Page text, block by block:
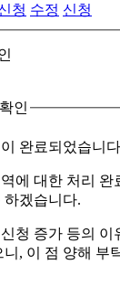
청 수정 신청
인
완료되었습니
에 대한 처리 완
하겠습니다.
청 증가 등의 이
니, 이 점 양해 부